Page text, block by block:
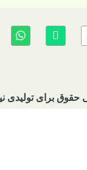
حقوق برای تولیدی